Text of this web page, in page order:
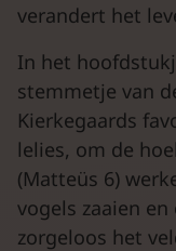
verandert het
In het
stemmetje van
Kierkegaards
lelies, om de
(Matteüs 6)
vogels zaaien
zorgeloos het